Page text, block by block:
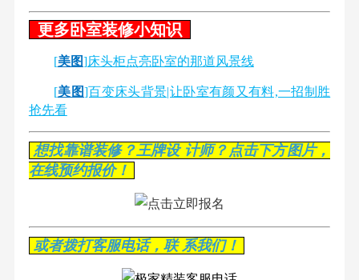
更多卧室装修小知识
[美图]床头柜点亮卧室的那道风景线
[美图]百变床头背景|让卧室有颜又有料,一招制胜
抢先看
想找靠谱装修？王牌设 计师？点击下方图片，
在线预约报价！
或者拨打客服电话，联 系我们！